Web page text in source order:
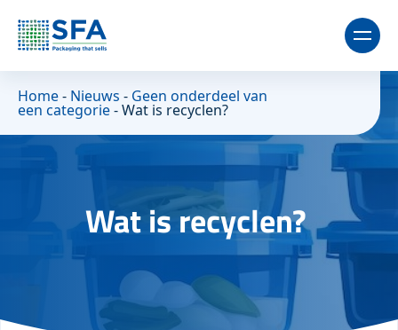
Home- Nieuws - Geen onderdeel van
een categorie-Wat is recyclen?
Wat is recyclen?